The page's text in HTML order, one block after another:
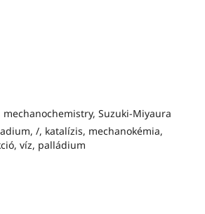
mechanochemistry, Suzuki-Miyaura
/, katalízis, mechanokémia,
víz, palládium